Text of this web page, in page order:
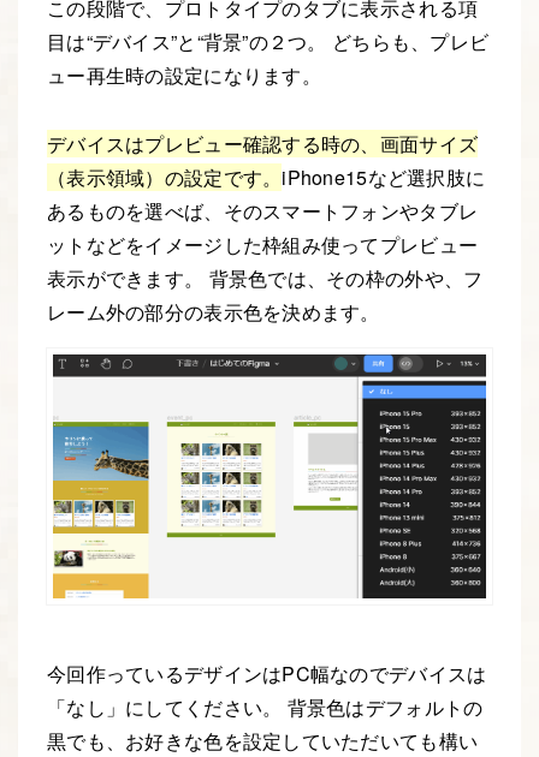
この段階で、プロトタイプのタブに表示される項
目は“デバイス”と“背景”の２つ。 どちらも、プレビ
ュー再生時の設定になります。
デバイスはプレビュー確認する時の、画面サイズ
（表示領域）の設定です。 iPhone15など選択肢に
あるものを選べば、そのスマートフォンやタブレ
ットなどをイメージした枠組み使ってプレビュー
表示ができます。 背景色では、その枠の外や、フ
レーム外の部分の表示色を決めます。
今回作っているデザインはPC幅なのでデバイスは
「なし」にしてください。 背景色はデフォルトの
黒でも、お好きな色を設定していただいても構い